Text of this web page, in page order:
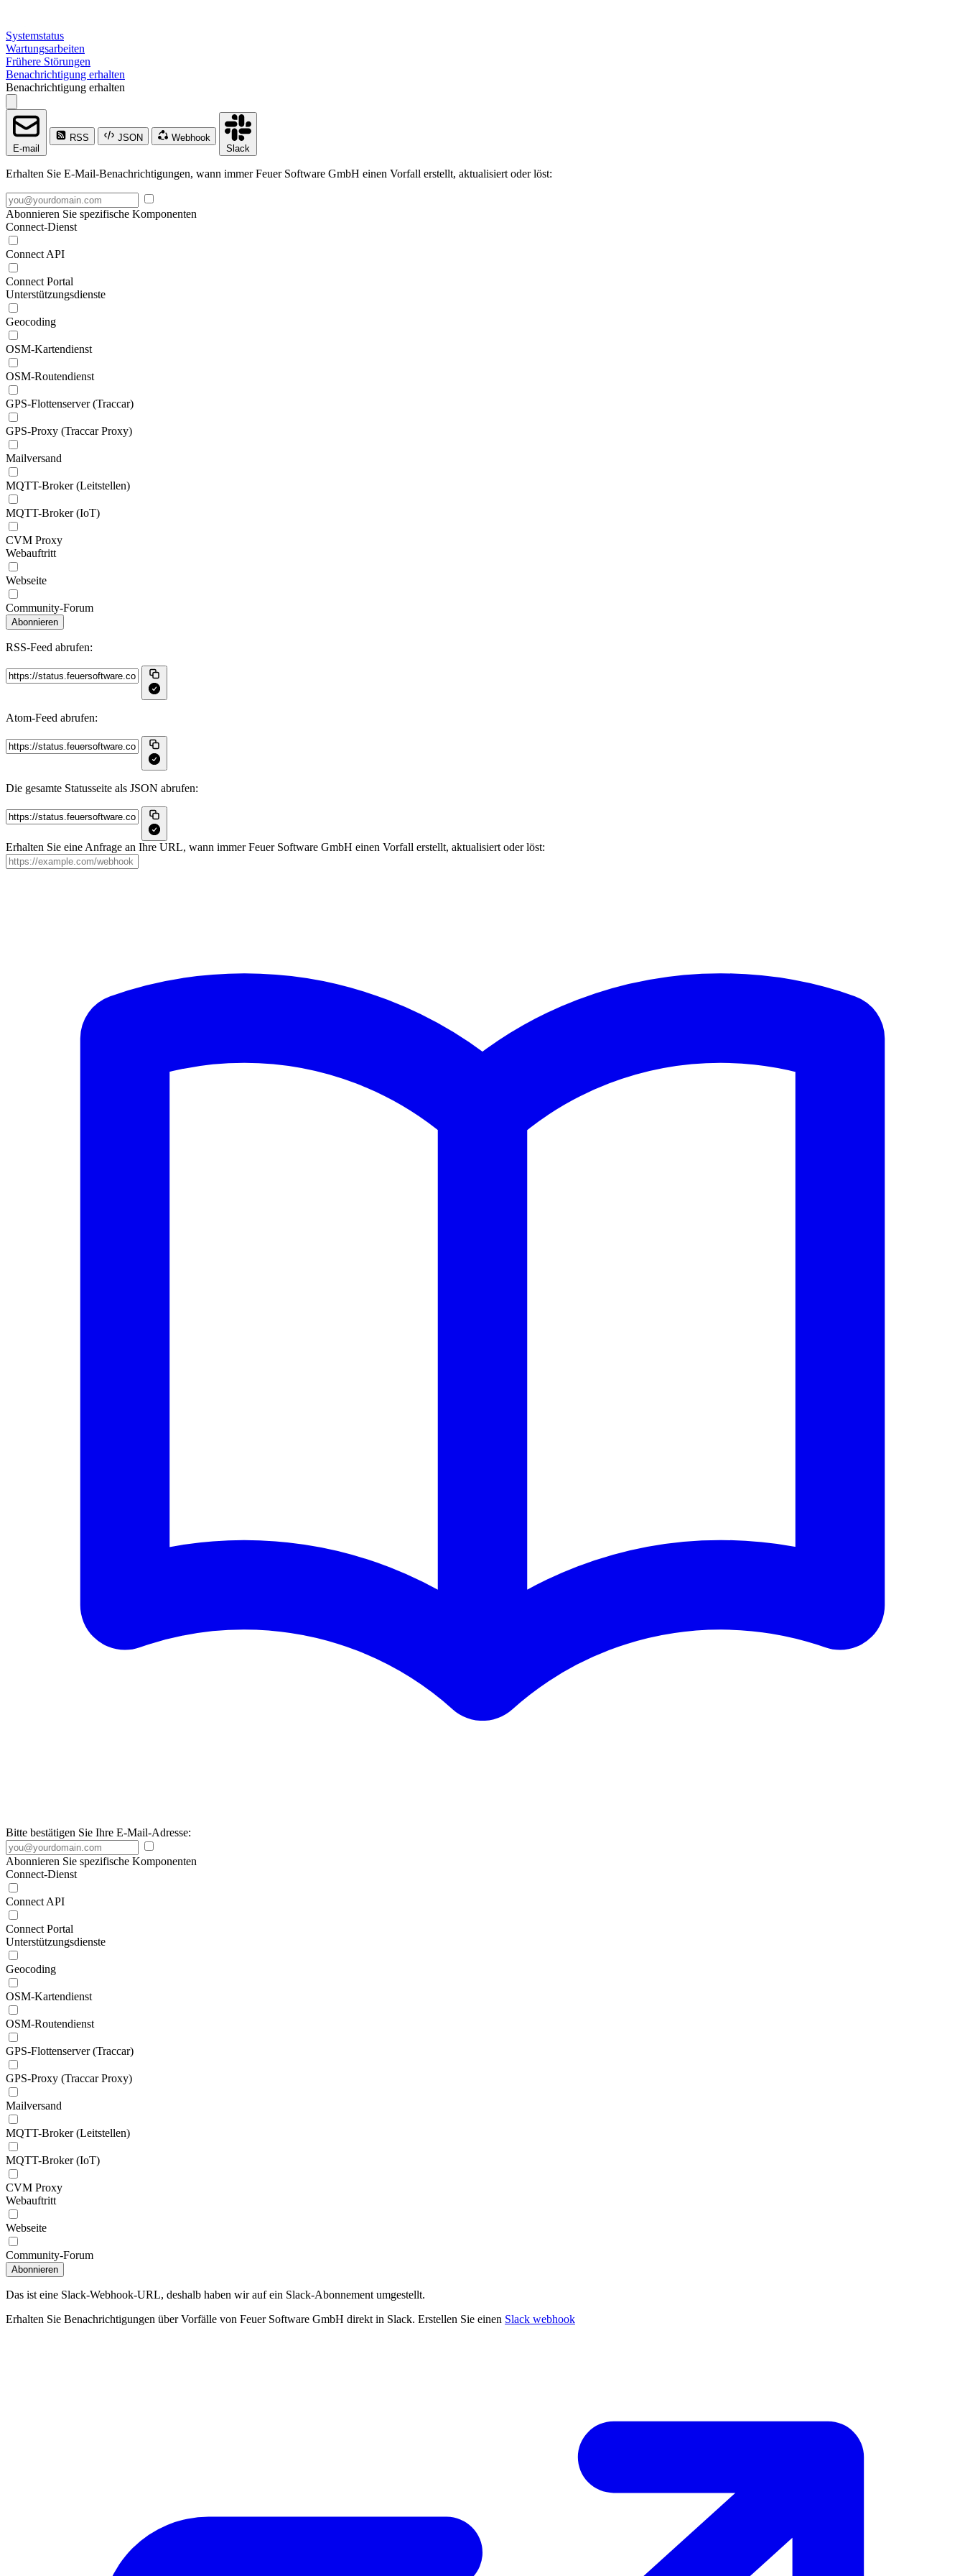
Systemstatus
Wartungsarbeiten
Frühere Störungen
Benachrichtigung erhalten
Benachrichtigung erhalten
E-mail
RSS JSON
Webhook
Slack
Erhalten Sie E-Mail-Benachrichtigungen, wann immer Feuer Software GmbH einen Vorfall erstellt, aktualisiert oder löst:
Abonnieren Sie spezifische Komponenten
Connect-Dienst
Connect API
Connect Portal
Unterstützungsdienste
Geocoding
OSM-Kartendienst
OSM-Routendienst
GPS-Flottenserver (Traccar)
GPS-Proxy (Traccar Proxy)
Mailversand
MQTT-Broker (Leitstellen)
MQTT-Broker (IoT)
CVM Proxy
Webauftritt
Webseite
Community-Forum
Abonnieren
RSS‑Feed abrufen:
Atom‑Feed abrufen:
Die gesamte Statusseite als JSON abrufen:
Erhalten Sie eine Anfrage an Ihre URL, wann immer Feuer Software GmbH einen Vorfall erstellt, aktualisiert oder löst:
Bitte bestätigen Sie Ihre E-Mail-Adresse:
Abonnieren Sie spezifische Komponenten
Connect-Dienst
Connect API
Connect Portal
Unterstützungsdienste
Geocoding
OSM-Kartendienst
OSM-Routendienst
GPS-Flottenserver (Traccar)
GPS-Proxy (Traccar Proxy)
Mailversand
MQTT-Broker (Leitstellen)
MQTT-Broker (IoT)
CVM Proxy
Webauftritt
Webseite
Community-Forum
Abonnieren
Das ist eine Slack‑Webhook‑URL, deshalb haben wir auf ein Slack‑Abonnement umgestellt.
Erhalten Sie Benachrichtigungen über Vorfälle von Feuer Software GmbH direkt in Slack. Erstellen Sie einen Slack webhook